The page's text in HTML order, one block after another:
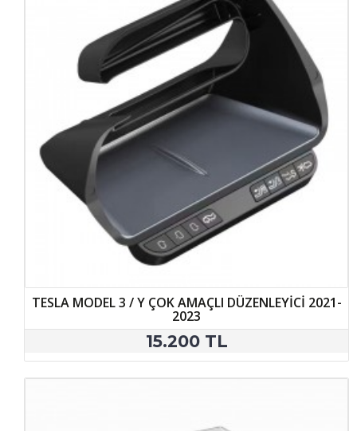
TESLA MODEL 3 / Y ÇOK AMAÇLI DÜZENLEYİCİ 2021-
2023
15.200 TL